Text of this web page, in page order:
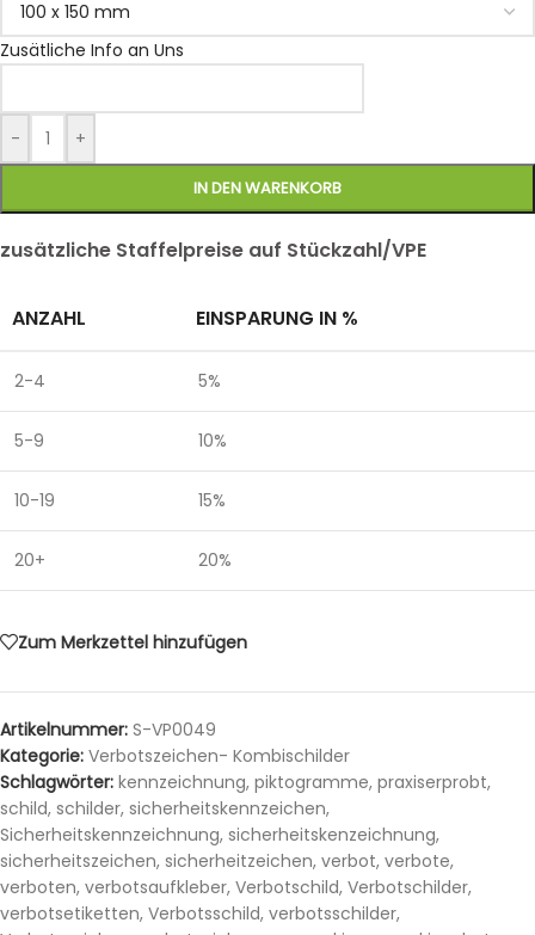
Zusätliche Info an Uns
- +
IN DEN WARENKORB
zusätzliche Staffelpreise auf Stückzahl/VPE
ANZAHL EINSPARUNG IN %
2-4 5%
5-9 10%
10-19 15%
20+ 20%
Zum Merkzettel hinzufügen
Artikelnummer: S-VP0049
Kategorie: Verbotszeichen- Kombischilder
Schlagwörter: kennzeichnung, piktogramme, praxiserprobt,
schild, schilder, sicherheitskennzeichen,
Sicherheitskennzeichnung, sicherheitskenzeichnung,
sicherheitszeichen, sicherheitzeichen, verbot, verbote,
verboten, verbotsaufkleber, Verbotschild, Verbotschilder,
verbotsetiketten, Verbotsschild, verbotsschilder,